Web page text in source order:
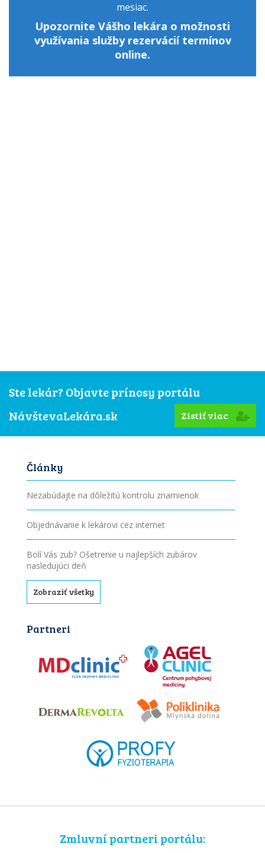
mesiac.
Upozornite Vášho lekára o možnosti
využívania služby rezervácií termínov
online.
Ste lekár? Objavte prínosy portálu
NávštevaLekára.sk
Zistiť viac
Články
Nezabúdajte na dôležitú kontrolu znamienok
Objednávanie k lekárovi cez internet
Bolí Vás zub? Ošetrenie u najlepších zubárov
nasledujúci deň
Zobraziť všetky
Partneri
Zmluvní partneri portálu: